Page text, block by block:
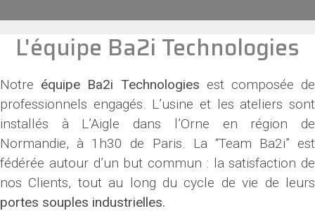
L'équipe Ba2i Technologies
Notre équipe Ba2i Technologies est composée de
professionnels engagés. L’usine et les ateliers sont
installés à L’Aigle dans l’Orne en région de
Normandie, à 1h30 de Paris. La “Team Ba2i” est
fédérée autour d’un but commun : la satisfaction de
nos Clients, tout au long du cycle de vie de leurs
portes souples industrielles.